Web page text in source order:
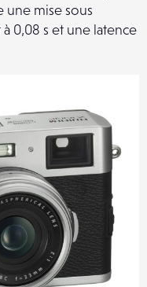
une mise sous
0,08 s et une latence